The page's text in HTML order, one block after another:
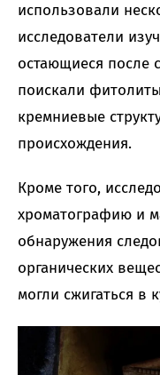
использовали
исследователи
остающиеся после
поискали
кремниевые
происхождения.
Кроме того,
хроматографию и
обнаружения
органических
могли сжигаться в